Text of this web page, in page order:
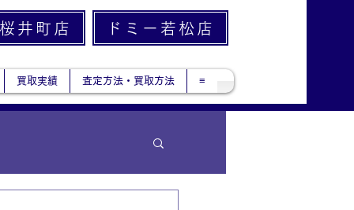
井町店 ドミー若松店
買取実績 査定方法・買取方法 ≡